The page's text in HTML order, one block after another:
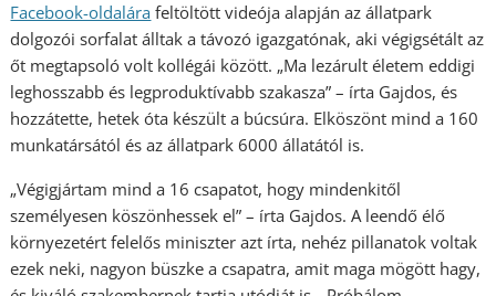
Facebook-oldalára feltöltött videója alapján az állatpark
dolgozói sorfalat álltak a távozó igazgatónak, aki végigsétált az
őt megtapsoló volt kollégái között. „Ma lezárult életem eddigi
leghosszabb és legproduktívabb szakasza” – írta Gajdos, és
hozzátette, hetek óta készült a búcsúra. Elköszönt mind a 160
munkatársától és az állatpark 6000 állatától is.
„Végigjártam mind a 16 csapatot, hogy mindenkitől
személyesen köszönhessek el” – írta Gajdos. A leendő élő
környezetért felelős miniszter azt írta, nehéz pillanatok voltak
ezek neki, nagyon büszke a csapatra, amit maga mögött hagy,